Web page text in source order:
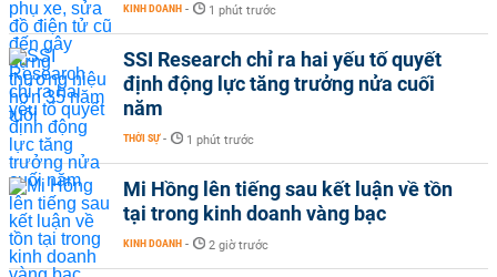
KINH DOANH - 1 phút trước
SSI Research chỉ ra hai yếu tố quyết
định động lực tăng trưởng nửa cuối
năm
THỜI SỰ - 1 phút trước
Mi Hồng lên tiếng sau kết luận về tồn
tại trong kinh doanh vàng bạc
KINH DOANH - 2 giờ trước